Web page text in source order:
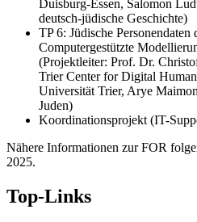
Duisburg-Essen, Salomon
deutsch-jüdische Geschichte)
TP 6: Jüdische Personendaten
Computergestützte
(Projektleiter: Prof. Dr.
Trier Center for Digital
Universität Trier, Arye
Juden)
Koordinationsprojekt (IT-
Nähere Informationen zur FOR
2025.
Top-Links